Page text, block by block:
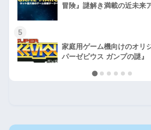
冒険』謎解き満載の近未来
5
家庭用ゲーム機向けのオリ
パーゼビウス ガンプの謎』